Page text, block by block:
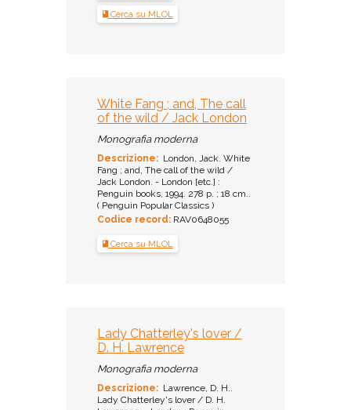
Cerca su MLOL
White Fang ; and, The call
of the wild / Jack London
Monografia moderna
Descrizione: London, Jack. White
Fang ; and, The call of the wild /
Jack London. - London [etc.] :
Penguin books, 1994. 278 p. ; 18 cm..
( Penguin Popular Classics )
Codice record: RAV0648055
Cerca su MLOL
Lady Chatterley's lover /
D. H. Lawrence
Monografia moderna
Descrizione: Lawrence, D. H..
Lady Chatterley's lover / D. H.